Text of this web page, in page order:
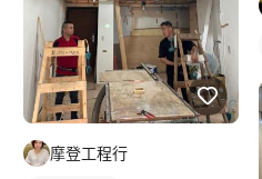
摩登工程行